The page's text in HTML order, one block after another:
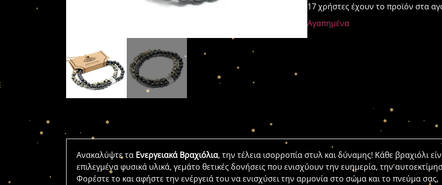
17 χρήστες έχουν το προϊόν στα
Αγαπημένα
Ανακαλύψτε τα Ενεργειακά Βραχιόλια, την τέλεια ισορροπία στυλ και δύναμης! Κάθε βραχιόλι
επιλεγμένα φυσικά υλικά, γεμάτο θετικές δονήσεις που ενισχύουν την ευημερία, την
Φορέστε το και αφήστε την ενέργειά του να ενισχύσει την αρμονία στο σώμα και το πνεύμα σας,